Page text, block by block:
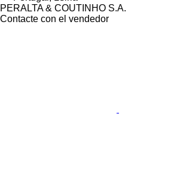
PERALTA & COUTINHO S.A.
Contacte con el vendedor